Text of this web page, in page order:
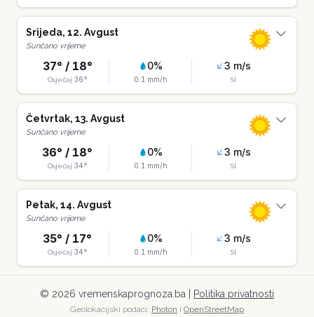
Srijeda, 12. Avgust
Sunčano vrijeme
37° / 18°
Osjećaj 36°
0%
0.1 mm/h
3 m/s
SI
Četvrtak, 13. Avgust
Sunčano vrijeme
36° / 18°
Osjećaj 34°
0%
0.1 mm/h
3 m/s
SI
Petak, 14. Avgust
Sunčano vrijeme
35° / 17°
Osjećaj 34°
0%
0.1 mm/h
3 m/s
SI
© 2026 vremenskaprognoza.ba | Politika privatnosti
Geolokacijski podaci: Photon i OpenStreetMap